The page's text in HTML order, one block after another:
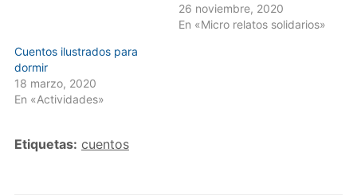
26 noviembre, 2020
En «Micro relatos solidarios»
Cuentos ilustrados para
dormir
18 marzo, 2020
En «Actividades»
Etiquetas: cuentos